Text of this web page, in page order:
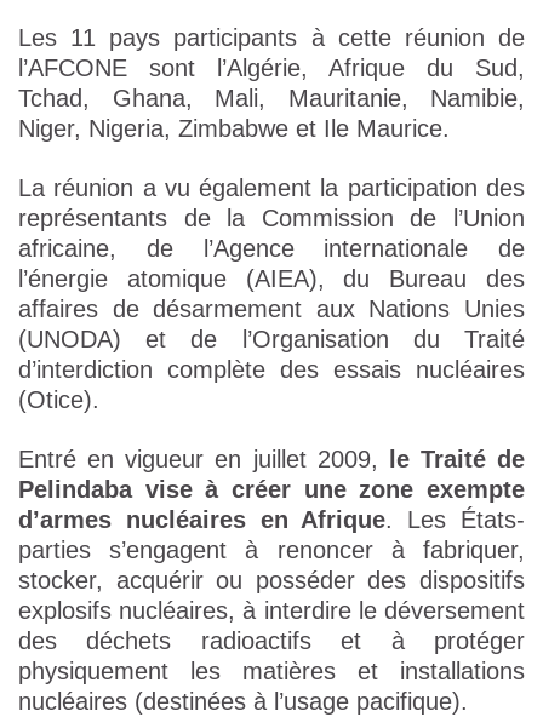
Les 11 pays participants à cette réunion de
l’AFCONE sont l’Algérie, Afrique du Sud,
Tchad, Ghana, Mali, Mauritanie, Namibie,
Niger, Nigeria, Zimbabwe et Ile Maurice.
La réunion a vu également la participation des
représentants de la Commission de l’Union
africaine, de l’Agence internationale de
l’énergie atomique (AIEA), du Bureau des
affaires de désarmement aux Nations Unies
(UNODA) et de l’Organisation du Traité
d’interdiction complète des essais nucléaires
(Otice).
Entré en vigueur en juillet 2009,
le Traité de
Pelindaba vise à créer une zone exempte
d’armes nucléaires en Afrique. Les États-
parties s’engagent à renoncer à fabriquer,
stocker, acquérir ou posséder des dispositifs
explosifs nucléaires, à interdire le déversement
des déchets radioactifs et à protéger
physiquement les matières et installations
nucléaires (destinées à l’usage pacifique).